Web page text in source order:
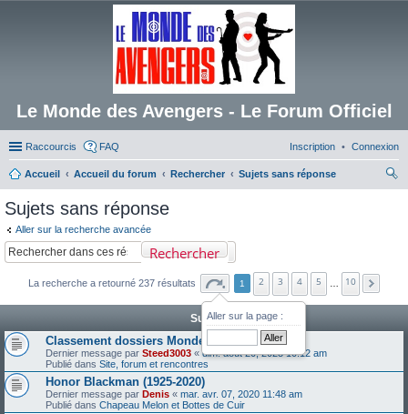
Le Monde des Avengers - Le Forum Officiel
Raccourcis FAQ Connexion
Inscription
Accueil Accueil du forum Rechercher
Sujets sans réponse
Sujets sans réponse
Aller sur la recherche avancée
Rechercher
La recherche a retourné 237 résultats
Aller sur la page :
1 2 3 4 5 10
Sujets
Classement dossiers Monde des Avengers
Dernier message par Steed3003 «dim. août 20, 2023 10:12 am
Publié dans Site, forum et rencontres
Honor Blackman (1925-2020)
Dernier message par Denis « mar. avr. 07, 2020 11:48 am
Publié dans Chapeau Melon et Bottes de Cuir